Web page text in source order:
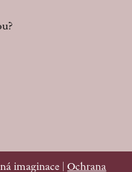
imaginace |Ochrana